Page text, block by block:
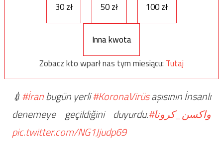
30 zł 50 zł 100 zł
Inna kwota
Zobacz kto wparł nas tym miesiącu: Tutaj
💉#İranbugün yerli#KoronaVirüsaşısının İnsanlı
denemeye geçildiğini duyurdu. #واکسن_کرونا
pic.twitter.com/NG1Jjudp69